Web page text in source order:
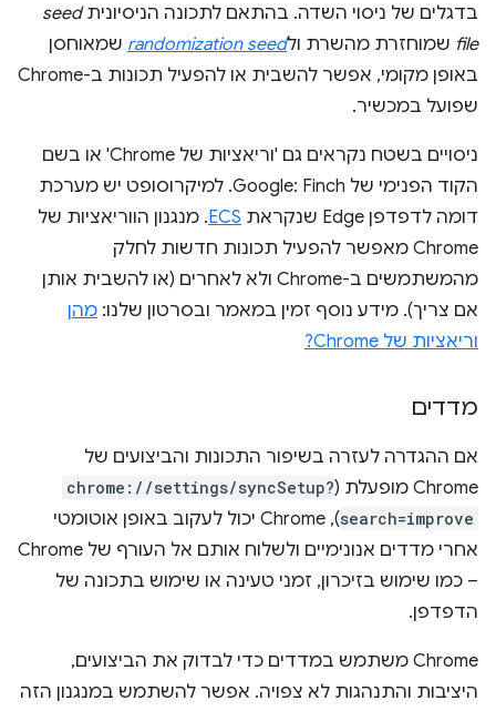
בדגלים של ניסוי השדה. בהתאם לתכונה הניסיוניתseed
file שמוחזרת מהשרת ולrandomization seed שמאוחסן
באופן מקומי, אפשר להשבית או להפעיל תכונות ב-Chrome
שפועל במכשיר.
ניסויים בשטח נקראים גם 'וריאציות של Chrome' או בשם
הקוד הפנימי של Google: Finch. למיקרוסופט יש מערכת
דומה לדפדפן Edge שנקראת
ECS. מנגנון הווריאציות של
Chrome מאפשר להפעיל תכונות חדשות לחלק
מהמשתמשים ב-Chrome ולא לאחרים (או להשבית אותן
אם צריך). מידע נוסף זמין במאמר ובסרטון שלנו: מהן
וריאציות של Chrome?
מדדים
אם ההגדרה לעזרה בשיפור התכונות והביצועים של
Chrome מופעלת (
chrome://settings/syncSetup?
search=improve
),‏ Chrome יכול לעקוב באופן אוטומטי
אחרי מדדים אנונימיים ולשלוח אותם אל העורף של Chrome
– כמו שימוש בזיכרון, זמני טעינה או שימוש בתכונה של
הדפדפן.
‫Chrome משתמש במדדים כדי לבדוק את הביצועים,
היציבות והתנהגות לא צפויה. אפשר להשתמש במנגנון הזה